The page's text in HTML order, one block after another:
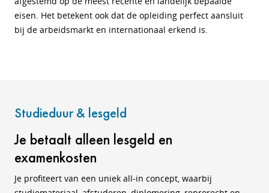
eisen. Het betekent ook dat de opleiding perfect aansluit
bij de arbeidsmarkt en internationaal erkend is.
Studieduur & lesgeld
Je betaalt alleen lesgeld en
examenkosten
Je profiteert van een uniek all-in concept, waarbij